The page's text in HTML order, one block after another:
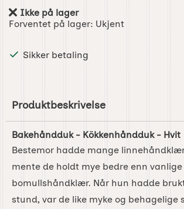
Produkttilgjengelighet:
Ikke på lager
Forventet på lager: Ukjent
Sikker betaling
Produktbeskrivelse
Bakehåndduk - Kökkenhåndduk - Hvit
Bestemor hadde mange
mente de holdt mye bedre enn vanlige
bomullshåndklær. Når hun hadde
stund, var de like myke og behagelige